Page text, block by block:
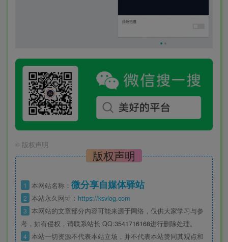
© 版权声明
版权声明
1 本网站名称： 微分享自媒体驿站
2 本站永久网址： https://ksvlog.com
3 本网站的文章部分内容可能来源于网络，仅供大家学习与参
考，如有侵权，请联系站长 QQ:3541716168进行删除处理。
4 本站一切资源不代表本站立场，并不代表本站赞同其观点和